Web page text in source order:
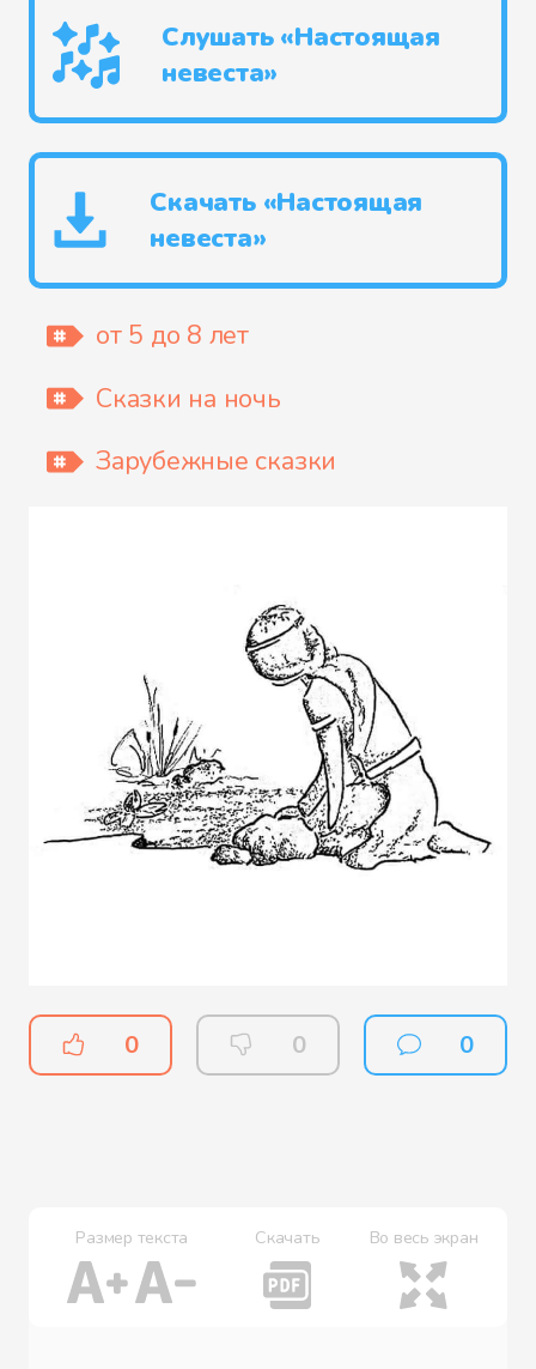
Слушать «Настоящая
невеста»
Скачать «Настоящая
невеста»
от 5 до 8 лет
Сказки на ночь
Зарубежные сказки
0 0 0
Размер текста Скачать Во весь экран